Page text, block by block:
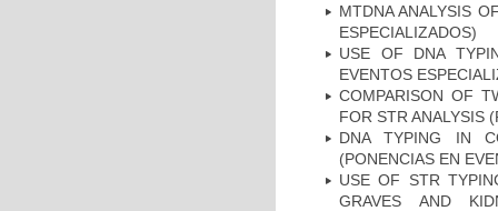
MTDNA ANALYSIS
ESPECIALIZADOS)
USE OF DNA
EVENTOS
COMPARISON OF
FOR STR ANALYSIS
DNA TYPING IN
(PONENCIAS EN
USE OF STR
GRAVES AND